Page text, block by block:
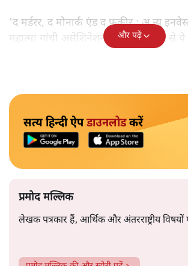
'द मर्डरर, द मोनार्क एंड द फ़कीर : अ न्यू
महात्मा गांधी असेशिनेशन' नामक किताब से ये
और पढ़ें
सत्य हिन्दी ऐपडाउनलोडकरें
प्रमोद मल्लिक
लेखक पत्रकार हैं, आर्थिक और अंतरराष्ट्रीय